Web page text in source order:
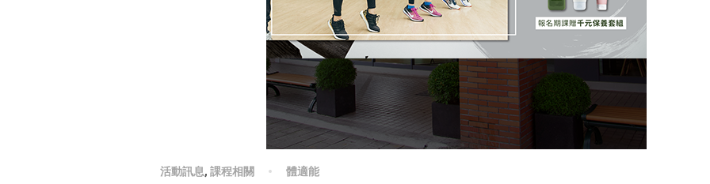
活動訊息, 課程相關 體適能